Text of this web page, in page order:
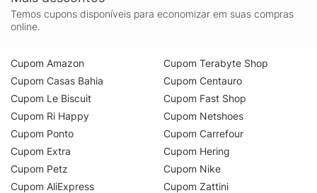
Temos cupons disponíveis para economizar em suas compras
online.
Cupom Amazon
Cupom Casas Bahia
Cupom Le Biscuit
Cupom Ri Happy
Cupom Ponto
Cupom Extra
Cupom Petz
Cupom AliExpress
Cupom Terabyte Shop
Cupom Centauro
Cupom Fast Shop
Cupom Netshoes
Cupom Carrefour
Cupom Hering
Cupom Nike
Cupom Zattini